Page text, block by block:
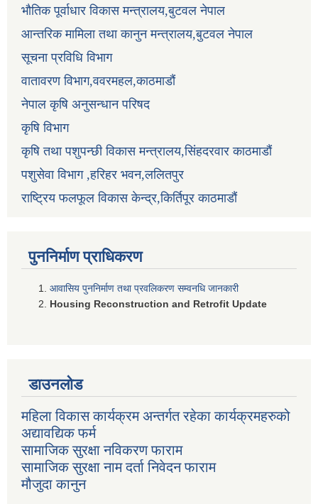
भौतिक पूर्वाधार विकास मन्त्रालय,बुटवल नेपाल
आन्तरिक मामिला तथा कानुन मन्त्रालय,बुटवल नेपाल
सूचना प्रविधि विभाग
वातावरण विभाग,ववरमहल,काठमाडौं
नेपाल कृषि अनुसन्धान परिषद
कृषि विभाग
कृषि तथा पशुपन्छी विकास मन्त्रालय,सिंहदरवार काठमाडौं
पशुसेवा विभाग ,हरिहर भवन,ललितपुर
राष्ट्रिय फलफूल विकास केन्द्र,किर्तिपूर काठमाडौं
पुननिर्माण प्राधिकरण
आवासिय पुननिर्माण तथा प्रवलिकरण सम्वनधि जानकारी
Housing Reconstruction and Retrofit Update
डाउनलोड
महिला विकास कार्यक्रम अन्तर्गत रहेका कार्यक्रमहरुको
अद्यावद्यिक फर्म
सामाजिक सुरक्षा नविकरण फाराम
सामाजिक सुरक्षा नाम दर्ता निवेदन फाराम
मौजुदा कानुन